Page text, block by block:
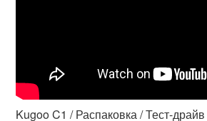
Kugoo C1 / Распаковка / Тест-